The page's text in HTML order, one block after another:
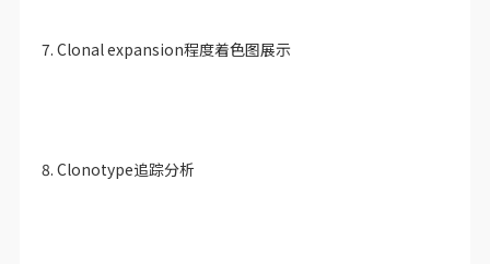
7. Clonal expansion程度着色图展示
8. Clonotype追踪分析